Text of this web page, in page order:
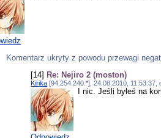
Komentarz ukryty z powodu przewagi
[14] Re: Nejiro 2 (moston)
Kirika [94.254.240.*], 24.08.2010,
I nic. Jeśli byłeś na